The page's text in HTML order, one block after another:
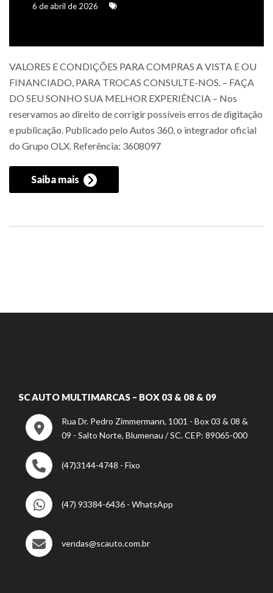
6 de abril de 2026
VALORES E CONDIÇÕES PARA COMPRAS A VISTA E OU
FINANCIADO, PARA TROCAS CONSULTE-NOS. – FAÇA
DO SEU SONHO SUA MELHOR EXPERIÊNCIA – Nos
reservamos ao direito de corrigir possíveis erros de digitação
e publicação. Publicado pelo Autos 360, o integrador oficial
do Grupo OLX. Referência: 3608097
Saiba mais
SC AUTO MULTIMARCAS – BOX 03 & 08 & 09
Rua Dr. Pedro Zimmermann, 1001 - Box 03 & 08 &
09 - Salto Norte, Blumenau / SC. CEP: 89065-000
(47)3144-4748 - Fixo
(47) 93384-6436 - WhatsApp
vendas@scauto.com.br